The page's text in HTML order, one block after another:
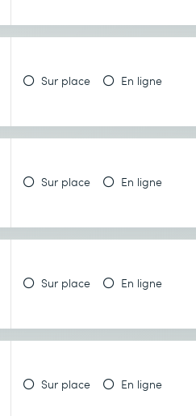
Sur place En ligne
Sur place En ligne
Sur place En ligne
Sur place En ligne